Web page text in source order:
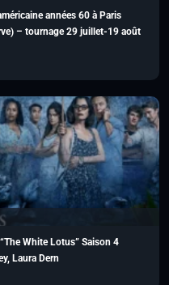
années 60 à Paris
– tournage 29 juillet-19 août
White Lotus” Saison 4
Laura Dern